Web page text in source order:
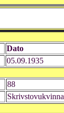
Dato
05.09.1935
88
Skrivstovukvinna